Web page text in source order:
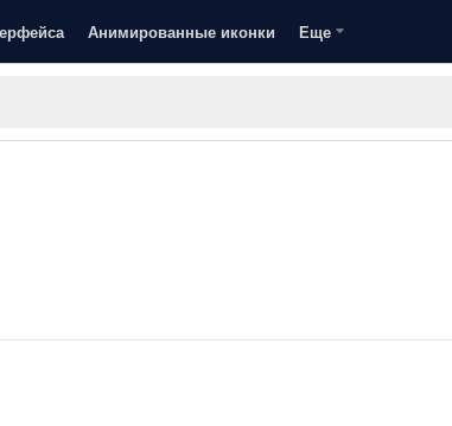
Анимированные иконки Еще